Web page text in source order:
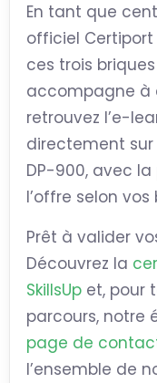
En tant que
officiel Certiport
ces trois
accompagne à
retrouvez l’e-
directement
DP-900, avec
l’offre selon vos
Prêt à valider
Découvrez la
SkillsUp et, pour
parcours, notre
page de
l’ensemble de